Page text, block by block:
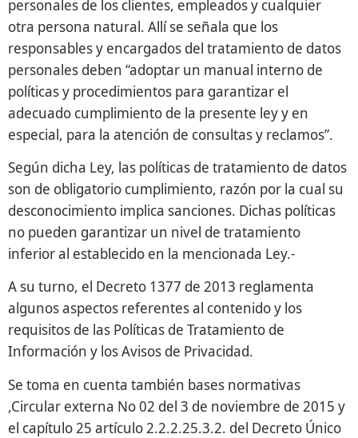
personales de los clientes, empleados y cualquier
otra persona natural. Allí se señala que los
responsables y encargados del tratamiento de datos
personales deben “adoptar un manual interno de
políticas y procedimientos para garantizar el
adecuado cumplimiento de la presente ley y en
especial, para la atención de consultas y reclamos”.
Según dicha Ley, las políticas de tratamiento de datos
son de obligatorio cumplimiento, razón por la cual su
desconocimiento implica sanciones. Dichas políticas
no pueden garantizar un nivel de tratamiento
inferior al establecido en la mencionada Ley.-
A su turno, el Decreto 1377 de 2013 reglamenta
algunos aspectos referentes al contenido y los
requisitos de las Políticas de Tratamiento de
Información y los Avisos de Privacidad.
Se toma en cuenta también bases normativas
,Circular externa No 02 del 3 de noviembre de 2015 y
el capítulo 25 artículo 2.2.2.25.3.2. del Decreto Único